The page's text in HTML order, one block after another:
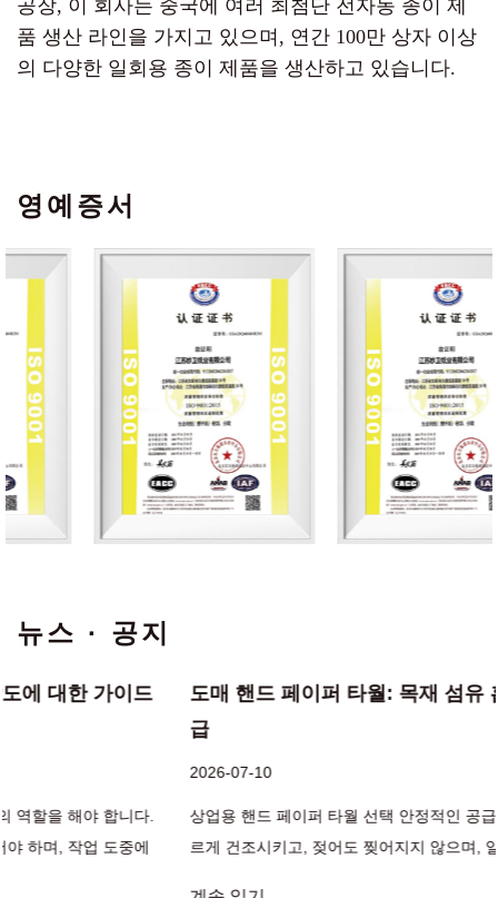
공장 , 이 회사는 중국에 여러 최첨단 전자동 종이 제
품 생산 라인을 가지고 있으며, 연간 100만 상자 이상
의 다양한 일회용 종이 제품을 생산하고 있습니다.
영예증서
뉴스 · 공지
도매 핸드 페이퍼 타월: 목재 섬유 흡수성 및 대량
상업용 핸드 페이퍼 타월 선택 안정적인 공급 손 종이 타월 손을 빠
르게 건조시키고, 젖어도 찢어지지 않으며, 일관된 대용량 포장